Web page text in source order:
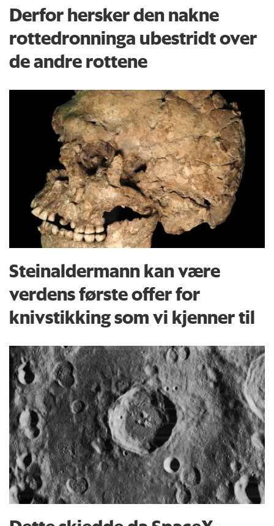
Derfor hersker den nakne
rottedronninga ubestridt over
de andre rottene
Steinaldermann kan være
verdens første offer for
knivstikking som vi kjenner til